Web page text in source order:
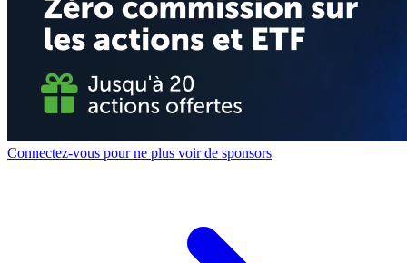
Connectez-vous pour ne plus voir de sponsors